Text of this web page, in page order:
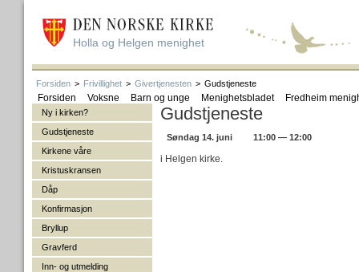
Holla og Helgen menighet
Forsiden > Frivillighet > Givertjenesten > Gudstjeneste
Forsiden Voksne Barn og unge Menighetsbladet Fredheim
Ny i kirken?
Gudstjeneste
Kirkene våre
Kristuskransen
Dåp
Konfirmasjon
Bryllup
Gravferd
Inn- og utmelding
Gudstjeneste
Søndag 14. juni 11:00 — 12:00
i Helgen kirke.